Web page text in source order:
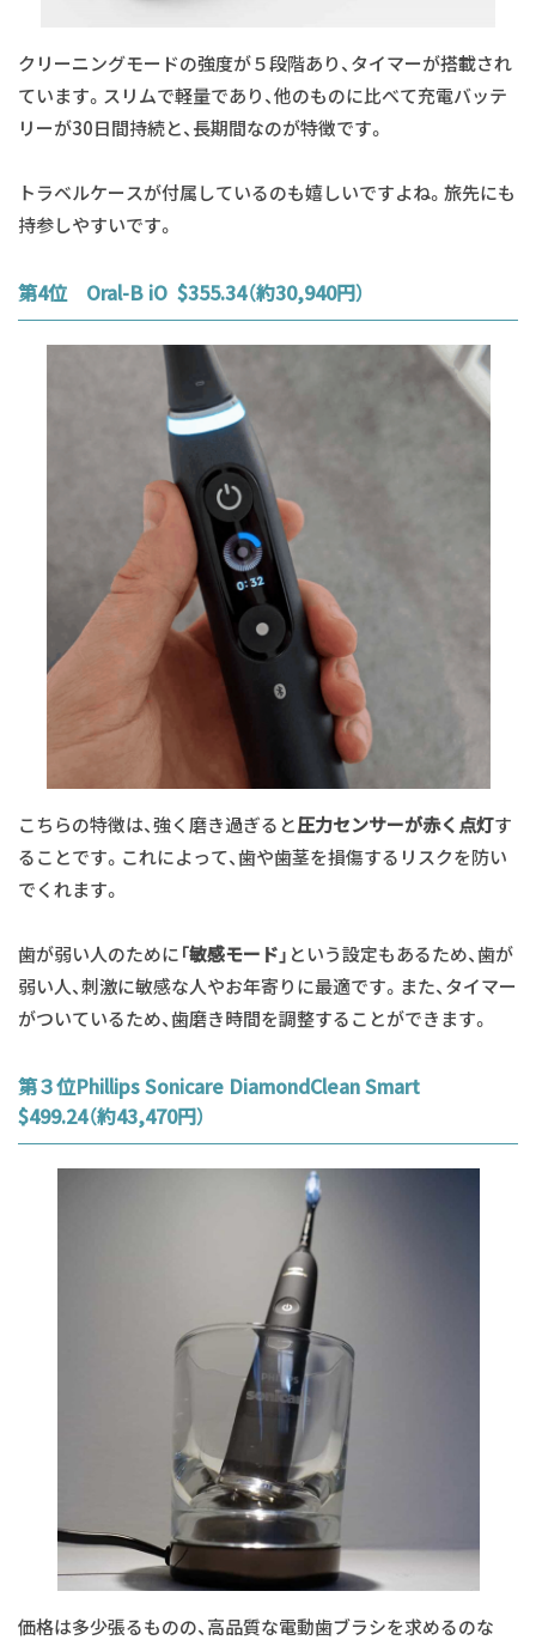
クリーニングモードの強度が５段階あり、タイマーが搭載され
ています。スリムで軽量であり、他のものに比べて充電バッテ
リーが30日間持続と、長期間なのが特徴です。
トラベルケースが付属しているのも嬉しいですよね。旅先にも
持参しやすいです。
第4位 Oral-B iO $355.34（約30,940円）
こちらの特徴は、強く磨き過ぎると圧力センサーが赤く点灯す
ることです。これによって、歯や歯茎を損傷するリスクを防い
でくれます。
歯が弱い人のために「敏感モード」 という設定もあるため、歯が
弱い人、刺激に敏感な人やお年寄りに最適です。また、タイマー
がついているため、歯磨き時間を調整することができます。
第３位Phillips Sonicare DiamondClean Smart
$499.24（約43,470円）
価格は多少張るものの、高品質な電動歯ブラシを求めるのな